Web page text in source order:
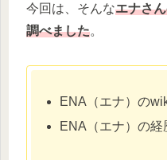
今回は、そんなエナさ
調べました。
ENA（エナ）の
ENA（エナ）の経